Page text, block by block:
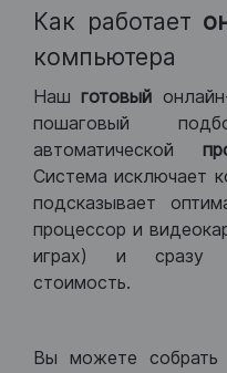
Как работает
компьютера
Нашготовый
пошаговый
автоматической
Система исключает
подсказывает
процессор и
играх) и сразу
стоимость.
Вы можете собрать